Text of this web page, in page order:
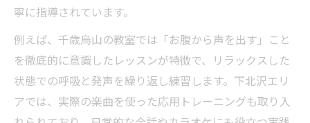
寧に指導されています。
例えば、千歳烏山の教室では「お腹から声を出す」こと
を徹底的に意識したレッスンが特徴で、リラックスした
状態での呼吸と発声を繰り返し練習します。下北沢エリ
アでは、実際の楽曲を使った応用トレーニングも取り入